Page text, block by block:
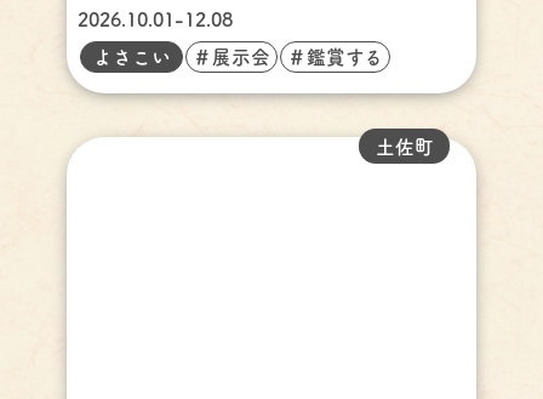
2026.10.01-12.08
よさこい
＃展示会 ＃鑑賞する
土佐町